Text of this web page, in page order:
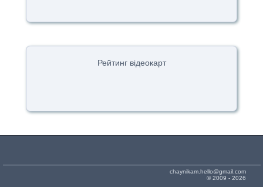
Рейтинг відеокарт
chaynikam.hello@gmail.com
© 2009 - 2026